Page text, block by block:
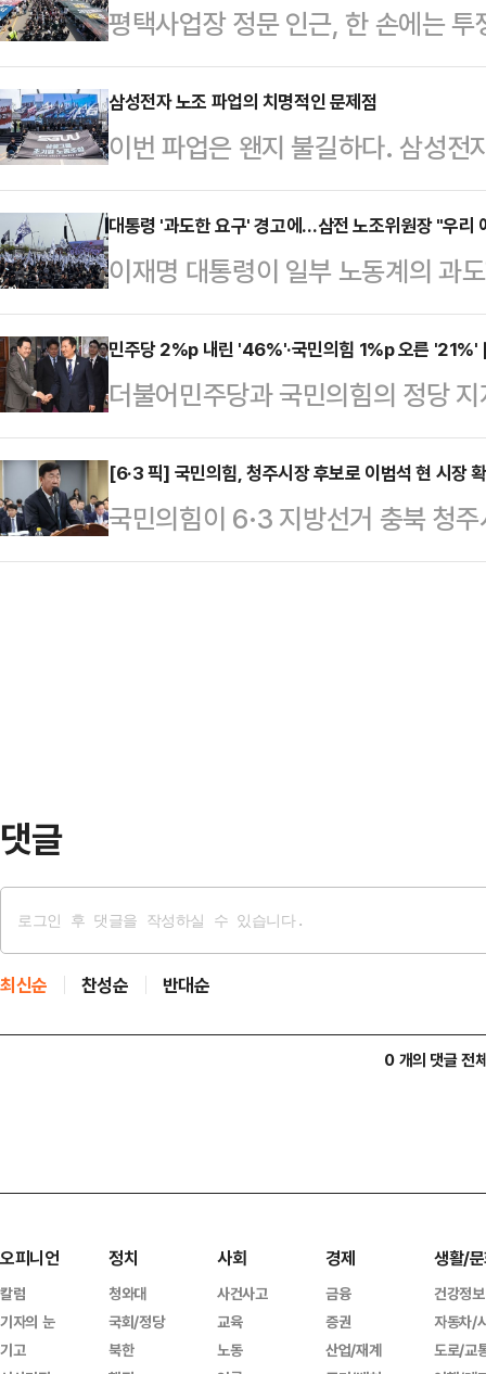
평택사업장 정문 인근, 한 손에는
에서 ‘인증샷’ 셔터를 누른다. 지난
경은 우리가 알던 대규모 제조 현장
전광판 속 ‘성과급 투명화’ 문구는
공유된다. 그들이 축제 같은 분위기
창한 명분이 아닌, 내 노동의 가치를
루트"…'메타인지'로 무장한 신(新)
공…
삼성전자 노조 파업의 치명적인 문제점
이번 파업은 왠지 불길하다. 삼성전
도체 셧다운(공장가동 중단)이 벌
높다.현재 삼성전자 노조는 연간
의 성과급 지급을 요구하며 평택공
대로라면 1인당 6억원 안팎의 성과
지지 않을 경우 5월 21일부 터 6월
다.삼성전자의 파업이 단행된다면
규에 기름을 붓게 된다…
대통령 '과도한 요구' 경고에…삼전 노조위원장 "우리
이재명 대통령이 일부 노동계의 과
있다고 경고한 가운데 삼성전자 노
아닌 타사 노조라고 주장했다.1일
업노조 삼성전자지부 최승호 위원
언과 관련해 “LG(유플러스)를 보
30%를 달라고 하니”라고 언급했
(15%)으로 해야 하는데”라고 덧붙
제외했다.앞서 이 대통령은 전…
민주당 2%p 내린 '46%'·국민의힘 1%p 오른 '21%'
더불어민주당과 국민의힘의 정당
조사 결과가 1일 나왔다.한국갤럽
화 가상번호에 전화 조사원 인터
에서 민주당은 직전 조사 대비
21%를 기록했다고 밝혔다.조국혁
[6·3 픽] 국민의힘, 청주시장 후보로 이범석 현 시장
국민의힘이 6·3 지방선거 충북 청
했다.국민의힘 공천관리위원회는
댓글
최신순 찬성순 반대순
0 개의 댓글 전
오피니언
칼럼
기자의 눈
기고
정치
청와대
국회/정당
북한
사회
사건사고
교육
노동
경제
금융
증권
산업/재계
생활/
건강정보
자동차/
도로/교